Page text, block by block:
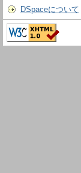
DSpaceについて